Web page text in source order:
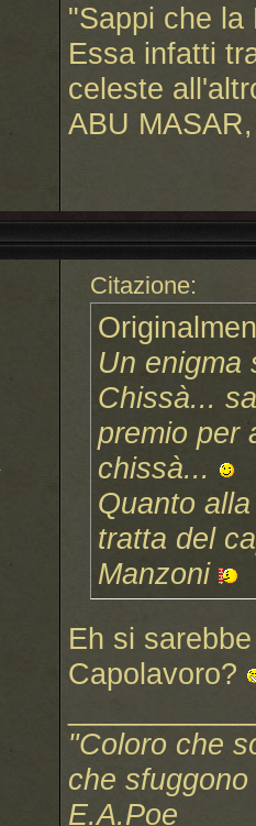
"Sappi che la
Essa infatti
celeste
ABU
Citazione:
Un enigma
Chissà...
premio per
chissà...
Quanto
tratta del
Manzoni
Eh si
Capolavoro?
"Coloro che
che
E.A.Poe